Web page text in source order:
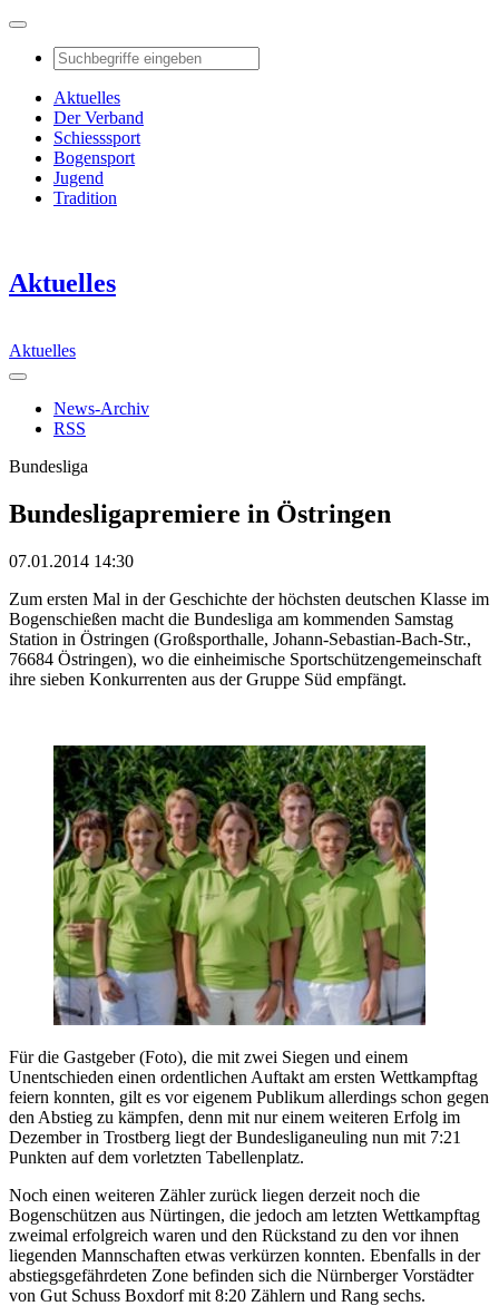
Aktuelles
Der Verband
Schiesssport
Bogensport
Jugend
Tradition
Aktuelles
Aktuelles
News-Archiv
RSS
Bundesliga
Bundesligapremiere in Östringen
07.01.2014 14:30
Zum ersten Mal in der Geschichte der höchsten deutschen Klasse im
Bogenschießen macht die Bundesliga am kommenden Samstag
Station in Östringen (Großsporthalle, Johann-Sebastian-Bach-Str.,
76684 Östringen), wo die einheimische Sportschützengemeinschaft
ihre sieben Konkurrenten aus der Gruppe Süd empfängt.
Für die Gastgeber (Foto), die mit zwei Siegen und einem
Unentschieden einen ordentlichen Auftakt am ersten Wettkampftag
feiern konnten, gilt es vor eigenem Publikum allerdings schon gegen
den Abstieg zu kämpfen, denn mit nur einem weiteren Erfolg im
Dezember in Trostberg liegt der Bundesliganeuling nun mit 7:21
Punkten auf dem vorletzten Tabellenplatz.
Noch einen weiteren Zähler zurück liegen derzeit noch die
Bogenschützen aus Nürtingen, die jedoch am letzten Wettkampftag
zweimal erfolgreich waren und den Rückstand zu den vor ihnen
liegenden Mannschaften etwas verkürzen konnten. Ebenfalls in der
abstiegsgefährdeten Zone befinden sich die Nürnberger Vorstädter
von Gut Schuss Boxdorf mit 8:20 Zählern und Rang sechs.